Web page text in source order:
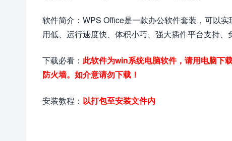
软件简介：WPS Office是一款办公软件套装，可以
用低、运行速度快、体积小巧、强大插件平台支持
下载必看： 此软件为win系统电脑软件，请用电脑下
防火墙。如介意请勿下载！
安装教程： 以打包至安装文件内